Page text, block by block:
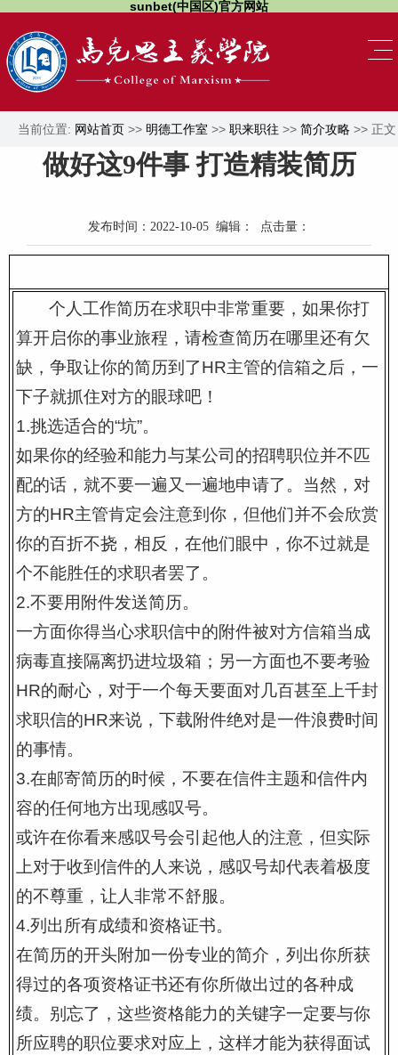
sunbet(中国区)官方网站
当前位置: 网站首页 >> 明德工作室 >> 职来职往 >> 简介攻略 >> 正文
做好这9件事 打造精装简历
发布时间：2022-10-05 编辑： 点击量：
个人工作简历在求职中非常重要，如果你打
算开启你的事业旅程，请检查简历在哪里还有欠
缺，争取让你的简历到了HR主管的信箱之后，一
下子就抓住对方的眼球吧！
1.挑选适合的“坑”。
如果你的经验和能力与某公司的招聘职位并不匹
配的话，就不要一遍又一遍地申请了。当然，对
方的HR主管肯定会注意到你，但他们并不会欣赏
你的百折不挠，相反，在他们眼中，你不过就是
个不能胜任的求职者罢了。
2.不要用附件发送简历。
一方面你得当心求职信中的附件被对方信箱当成
病毒直接隔离扔进垃圾箱；另一方面也不要考验
HR的耐心，对于一个每天要面对几百甚至上千封
求职信的HR来说，下载附件绝对是一件浪费时间
的事情。
3.在邮寄简历的时候，不要在信件主题和信件内
容的任何地方出现感叹号。
或许在你看来感叹号会引起他人的注意，但实际
上对于收到信件的人来说，感叹号却代表着极度
的不尊重，让人非常不舒服。
4.列出所有成绩和资格证书。
在简历的开头附加一份专业的简介，列出你所获
得过的各项资格证书还有你所做出过的各种成
绩。别忘了，这些资格能力的关键字一定要与你
所应聘的职位要求对应上，这样才能为获得面试